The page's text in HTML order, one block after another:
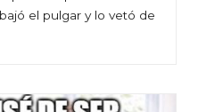
el pulgar y lo vetó de